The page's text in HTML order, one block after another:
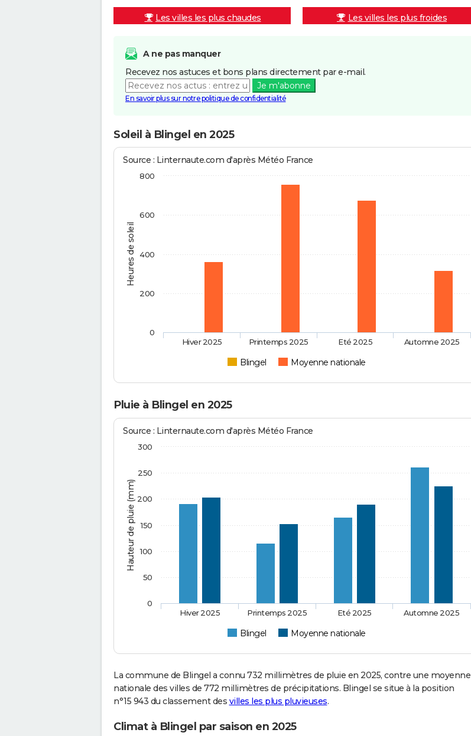
Les villes les plus chaudes Les villes les plus froides
A ne pas manquer
Recevez nos astuces et bons plans directement par e-mail.
Je m'abonne
En savoir plus sur notre politique de confidentialité
Soleil à Blingel en 2025
Heures de soleil
Source : Linternaute.com d'après Météo France
Blingel Moyenne nationale
Hiver 2025 Printemps 2025 Eté 2025 Automne 2025
0
200
400
600
800
Pluie à Blingel en 2025
Hauteur de pluie (mm)
Source : Linternaute.com d'après Météo France
Blingel Moyenne nationale
Hiver 2025 Printemps 2025 Eté 2025 Automne 2025
0
50
100
150
200
250
300
La commune de Blingel a connu 732 millimètres de pluie en 2025, contre une moyenne
nationale des villes de 772 millimètres de précipitations. Blingel se situe à la position
n°15 943 du classement des villes les plus pluvieuses.
Climat à Blingel par saison en 2025